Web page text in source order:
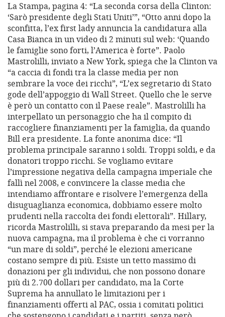
La Stampa, pagina 4: “La seconda corsa della Clinton:
‘Sarò presidente degli Stati Uniti’”, “Otto anni dopo la
sconfitta, l’ex first lady annuncia la candidatura alla
Casa Bianca in un video di 2 minuti sul web: ‘Quando
le famiglie sono forti, l’America è forte”. Paolo
Mastrolilli, inviato a New York, spiega che la Clinton va
“a caccia di fondi tra la classe media per non
sembrare la voce dei ricchi”, “L’ex segretario di Stato
gode dell’appoggio di Wall Street. Quello che le serve
è però un contatto con il Paese reale”. Mastrolilli ha
interpellato un personaggio che ha il compito di
raccogliere finanziamenti per la famiglia, da quando
Bill era presidente. La fonte anonima dice: “Il
problema principale saranno i soldi. Troppi soldi, e da
donatori troppo ricchi. Se vogliamo evitare
l’impressione negativa della campagna imperiale che
fallì nel 2008, e convincere la classe media che
intendiamo affrontare e risolvere l’emergenza della
disuguaglianza economica, dobbiamo essere molto
prudenti nella raccolta dei fondi elettorali”. Hillary,
ricorda Mastrolilli, si stava preparando da mesi per la
nuova campagna, ma il problema è che ci vorranno
“un mare di soldi”, perché le elezioni americane
costano sempre di più. Esiste un tetto massimo di
donazioni per gli individui, che non possono donare
più di 2.700 dollari per candidato, ma la Corte
Suprema ha annullato le limitazioni per i
finanziamenti offerti al PAC, ossia i comitati politici